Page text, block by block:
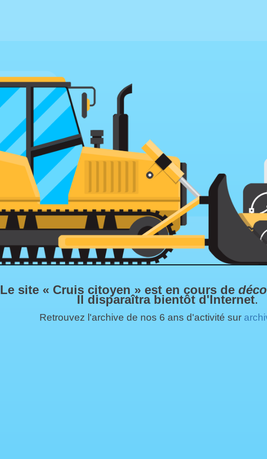
Le site « Cruis citoyen » est en cours de
Il disparaîtra bientôt d'Internet.
Retrouvez l'archive de nos 6 ans d'activité sur